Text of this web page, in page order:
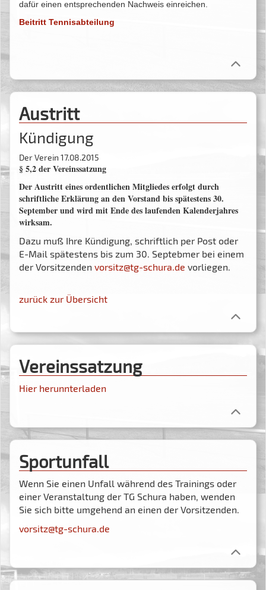
dafür einen entsprechenden Nachweis einreichen.
Beitritt Tennisabteilung
Austritt
Kündigung
Der Verein 17.08.2015
§ 5,2 der Vereinssatzung
Der Austritt eines ordentlichen Mitgliedes erfolgt durch
schriftliche Erklärung an den Vorstand bis spätestens 30.
September und wird mit Ende des laufenden Kalenderjahres
wirksam.
Dazu muß Ihre Kündigung, schriftlich per Post oder
E-Mail spätestens bis zum 30. Septebmer bei einem
der Vorsitzenden vorsitz@tg-schura.de vorliegen.
zurück zur Übersicht
Vereinssatzung
Hier herunnterladen
Sportunfall
Wenn Sie einen Unfall während des Trainings oder
einer Veranstaltung der TG Schura haben, wenden
Sie sich bitte umgehend an einen der Vorsitzenden.
vorsitz@tg-schura.de